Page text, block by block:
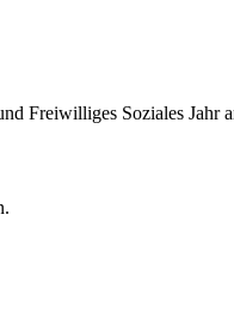
Freiwilliges Soziales Jahr